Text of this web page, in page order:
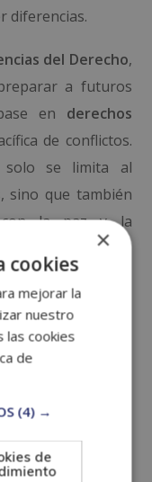
diferencias.
del Derecho,
a futuros
en derechos
de conflictos.
solo se limita al
sino que también
con la paz y la
en
de
su
la No
×
cookies
mejorar la
nuestro
las cookies
de
(4) →
de